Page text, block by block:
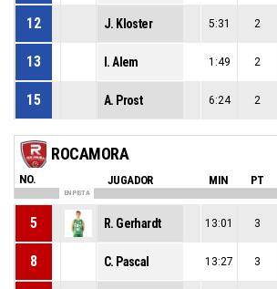
12 J. Kloster 5:31 2
13 I. Alem 1:49 2
15 A. Prost 6:24 2
ROCAMORA
NO. JUGADOR MIN PT
EN PISTA
5 R. Gerhardt 13:01 3
8 C. Pascal 13:27 3